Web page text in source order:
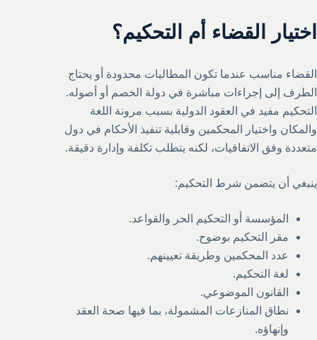
اختيار القضاء أم التحكيم؟
القضاء مناسب عندما تكون المطالبات محدودة أو يحتاج
الطرف إلى إجراءات مباشرة في دولة الخصم أو أصوله.
التحكيم مفيد في العقود الدولية بسبب مرونة اللغة
والمكان واختيار المحكمين وقابلية تنفيذ الأحكام في دول
متعددة وفق الاتفاقيات، لكنه يتطلب تكلفة وإدارة دقيقة.
ينبغي أن يتضمن شرط التحكيم:
المؤسسة أو التحكيم الحر والقواعد.
مقر التحكيم بوضوح.
عدد المحكمين وطريقة تعيينهم.
لغة التحكيم.
القانون الموضوعي.
نطاق المنازعات المشمولة، بما فيها صحة العقد
وإنهاؤه.